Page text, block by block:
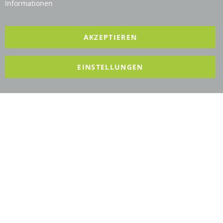
Informationen
AKZEPTIEREN
EINSTELLUNGEN